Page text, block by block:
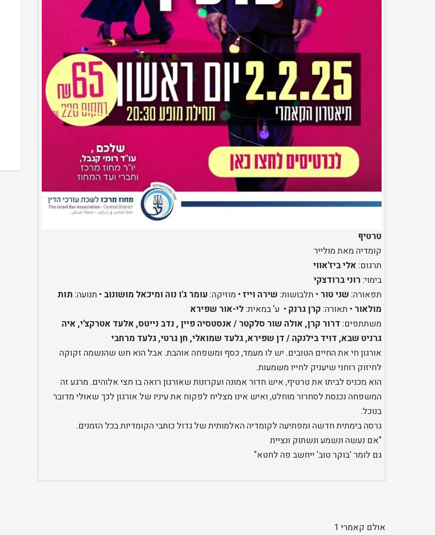
טרטיף
קומדיה מאת מולייר
תרגום: אלי ביז'אווי
בימוי: רוני ברודצקי
תפאורה: שני טור • תלבושות: שירה וייז • מוזיקה: עומר ג'ו נוה ומיכאל מושונוב • תנועה: תות
מולאור • תאורה: קרן גרנק • ע' במאית:לי-אור שפירא
משתתפים: דרור קרן, אולה שור סלקטר / אנסטסיה פיין , נדב נייטס, אלעד אטרקצ'י, איה
גרניט שבא, דויד בילנקה / דן שפירא, גלעד שמואלי, חן גרטי, גלעד מרחבי
אורגון חי את החיים הטובים. יש לו מעמד, כסף ומשפחה אוהבת. אבל הוא חש שהנשמה זקוקה
לחיזוק רוחני שיעניק לחייו משמעות.
הוא מכניס לביתו את טרטיף, איש חדור אמונה ועקרונות שאורגון רואה בו חצי אלוהים. מרגע זה
המשפחה נכנסת לסחרור מוחלט, ואיש אינו מצליח לפקוח את עיניו של אורגון לכך שאולי מדובר
בנוכל.
גרסה בימתית חדשה ומפתיעה לקומדיה האלמותית של גדול כותבי הקומדיות בכל הזמנים.
"אם נעשה ונשמע ונשתוק ונציית
גם לומר 'בוקר טוב' ייחשב פה לחטא"
אולם קאמרי 1